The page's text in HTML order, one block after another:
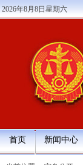
2026年8月8日星期六
首页 新闻中心